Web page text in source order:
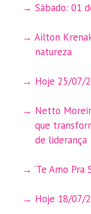
Sábado: 01
Ailton
natureza
Hoje 25/07/
Netto
que
de liderança
‘Te Amo Pra
Hoje 18/07/